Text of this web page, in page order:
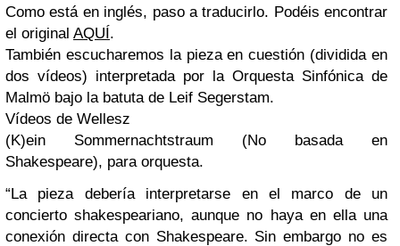
Como está en inglés, paso a traducirlo. Podéis encontrar
el original AQUÍ.
También escucharemos la pieza en cuestión (dividida en
dos vídeos) interpretada por la Orquesta Sinfónica de
Malmö bajo la batuta de Leif Segerstam.
Vídeos de Wellesz
(K)ein Sommernachtstraum (No basada en
Shakespeare), para orquesta.
“La pieza debería interpretarse en el marco de un
concierto shakespeariano, aunque no haya en ella una
conexión directa con Shakespeare. Sin embargo no es